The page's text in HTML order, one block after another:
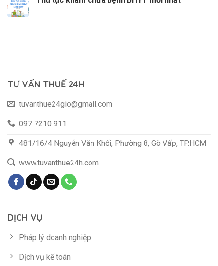
TƯ VẤN THUẾ 24H
tuvanthue24gio@gmail.com
097 7210 911
481/16/4 Nguyễn Văn Khối, Phường 8, Gò Vấp, TP.HCM
www.tuvanthue24h.com
DỊCH VỤ
Pháp lý doanh nghiệp
Dịch vụ kế toán